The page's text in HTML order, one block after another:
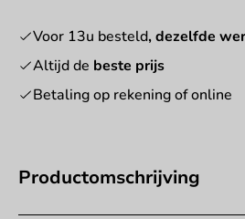
Productomschrijving
Voor 13u besteld, dezelfde
Altijd de beste prijs
Betaling op rekening of online